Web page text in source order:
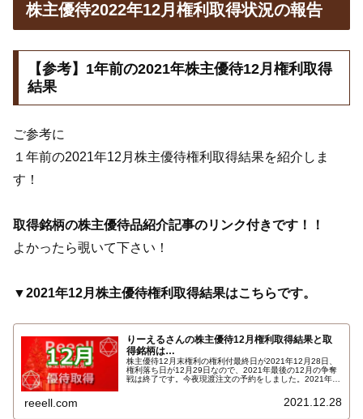
株主優待2022年12月権利取得状況の報告
【参考】1年前の2021年株主優待12月権利取得
結果
ご参考に
１年前の2021年12月株主優待権利取得結果を紹介しま
す！
取得銘柄の株主優待品紹介記事のリンク付きです！！
よかったら覗いて下さい！
▼2021年12月株主優待権利取得結果はこちらです。
りーえるさんの株主優待12月権利取得結果と取
得銘柄は…
株主優待12月末権利の権利付最終日が2021年12月28日、
権利落ち日が12月29日なので、2021年最後の12月の争奪
戦は終了です。今夜現渡注文の予約をしました。2021年
社は多い順でＳＭＢＣ日興証券、ａｕカブコム証券、ＳＢ
Ｉ証券、ＧＭＯクリック証券、楽天証券でした。結果はこ
reeell.com 2021.12.28